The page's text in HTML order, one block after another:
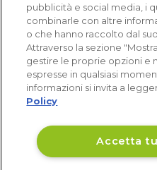
pubblicità e social media, i
combinarle con altre
o che hanno raccolto dal
Attraverso la sezione
gestire le proprie opzioni e
espresse in qualsiasi
informazioni si invita a
Policy
Accetta